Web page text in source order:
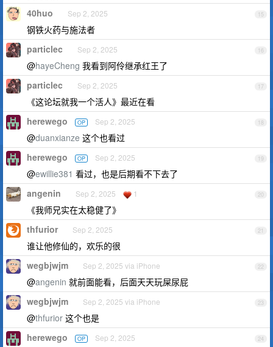
15
40huo Sep 2, 2025
钢铁火药与施法者
16
particlec Sep 2, 2025
@hayeCheng 我看到阿伶继承红王了
17
particlec Sep 2, 2025
《这论坛就我一个活人》最近在看
18
herewego OP Sep 2, 2025
@duanxianze 这个也看过
19
herewego OP Sep 2, 2025
@ewillie381 看过，也是后期看不下去了
20
angenin Sep 2, 2025 1
《我师兄实在太稳健了》
21
thfurior Sep 2, 2025
谁让他修仙的，欢乐的很
22
wegbjwjm Sep 2, 2025 via iPhone
@angenin 就前面能看，后面天天玩屎尿屁
23
wegbjwjm Sep 2, 2025 via iPhone
@thfurior 这个也是
24
herewego OP Sep 2, 2025